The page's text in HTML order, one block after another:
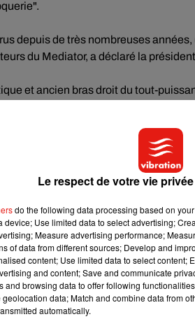
depuis de très nombreuses
du Mediator, a déclaré la
et ancien bras droit du tout-
avec sursis. Le parquet avait requis
pour avoir tardé à suspendre la
(son) rôle de police sanitaire et
pour "homicides et blessures
à hauteur de 78 000 euros. Le
Le respect de votre vie
do the following data processing based on
device; Use limited data to select advertising;
Measure advertising performance;
of data from different sources; Develop and
content; Use limited data to select content;
and content; Save and communicate
and browsing data to offer following
data; Match and combine data from
automatically.